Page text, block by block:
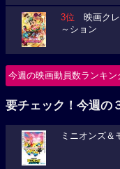
3位 映画クレ
～ション
今週の映画動員数ランキン
要チェック！今週の
ミニオンズ＆